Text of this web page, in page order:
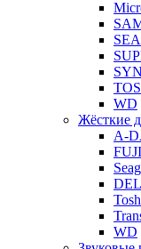
WD
Жёсткие
A-
WD